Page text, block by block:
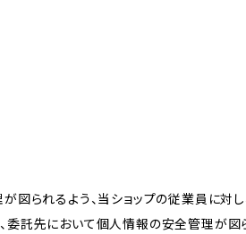
図られるよう、当ショップの従業員に対
託先において個人情報の安全管理が図